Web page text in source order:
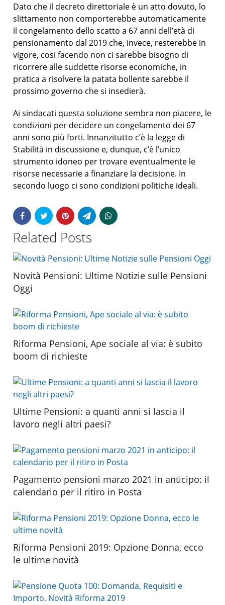
Dato che il decreto direttoriale è un atto dovuto, lo
slittamento non comporterebbe automaticamente
il congelamento dello scatto a 67 anni dell’età di
pensionamento dal 2019 che, invece, resterebbe in
vigore, cosi facendo non ci sarebbe bisogno di
ricorrere alle suddette risorse economiche, in
pratica a risolvere la patata bollente sarebbe il
prossimo governo che si insedierà.
Ai sindacati questa soluzione sembra non piacere, le
condizioni per decidere un congelamento dei 67
anni sono più forti. Innanzitutto c’è la legge di
Stabilità in discussione e, dunque, c’è l’unico
strumento idoneo per trovare eventualmente le
risorse necessarie a finanziare la decisione. In
secondo luogo ci sono condizioni politiche ideali.
Related Posts
Novità Pensioni: Ultime Notizie sulle Pensioni
Oggi
Riforma Pensioni, Ape sociale al via: è subito
boom di richieste
Ultime Pensioni: a quanti anni si lascia il
lavoro negli altri paesi?
Pagamento pensioni marzo 2021 in anticipo: il
calendario per il ritiro in Posta
Riforma Pensioni 2019: Opzione Donna, ecco
le ultime novità